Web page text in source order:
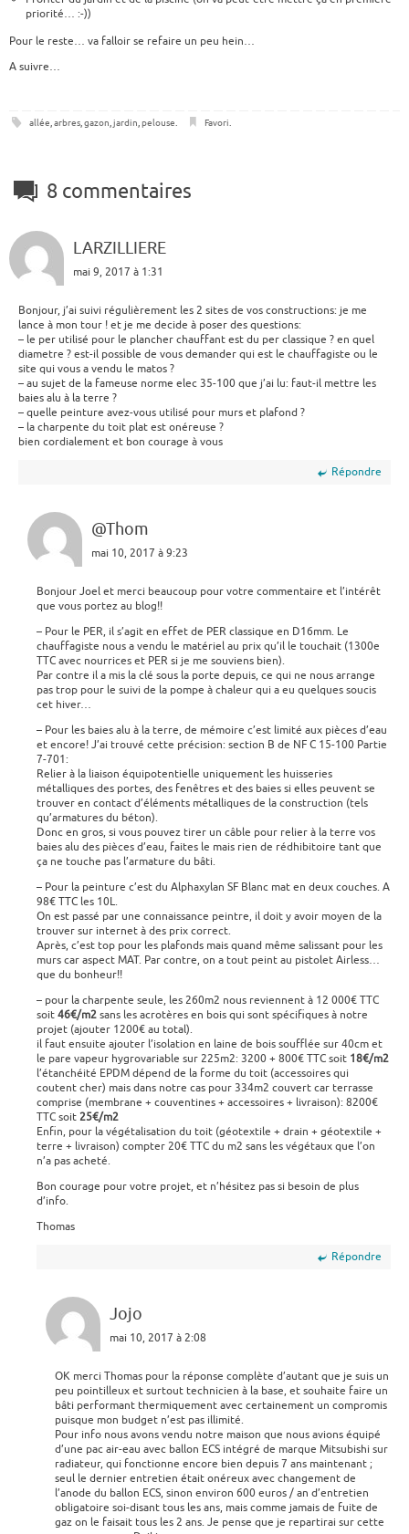
priorité… :-))
Pour le reste… va falloir se refaire un peu hein…
A suivre…
allée ,arbres ,gazon ,jardin ,pelouse Favori
8 commentaires
LARZILLIERE
mai 9, 2017 à 1:31
Bonjour, j’ai suivi régulièrement les 2 sites de vos constructions: je me
lance à mon tour ! et je me decide à poser des questions:
– le per utilisé pour le plancher chauffant est du per classique ? en quel
diametre ? est-il possible de vous demander qui est le chauffagiste ou le
site qui vous a vendu le matos ?
– au sujet de la fameuse norme elec 35-100 que j’ai lu: faut-il mettre les
baies alu à la terre ?
– quelle peinture avez-vous utilisé pour murs et plafond ?
– la charpente du toit plat est onéreuse ?
bien cordialement et bon courage à vous
Répondre
@Thom
mai 10, 2017 à 9:23
Bonjour Joel et merci beaucoup pour votre commentaire et l’intérêt
que vous portez au blog!!
– Pour le PER, il s’agit en effet de PER classique en D16mm. Le
chauffagiste nous a vendu le matériel au prix qu’il le touchait (1300e
TTC avec nourrices et PER si je me souviens bien).
Par contre il a mis la clé sous la porte depuis, ce qui ne nous arrange
pas trop pour le suivi de la pompe à chaleur qui a eu quelques soucis
cet hiver…
– Pour les baies alu à la terre, de mémoire c’est limité aux pièces d’eau
et encore! J’ai trouvé cette précision: section B de NF C 15-100 Partie
7-701:
Relier à la liaison équipotentielle uniquement les huisseries
métalliques des portes, des fenêtres et des baies si elles peuvent se
trouver en contact d’éléments métalliques de la construction (tels
qu’armatures du béton).
Donc en gros, si vous pouvez tirer un câble pour relier à la terre vos
baies alu des pièces d’eau, faites le mais rien de rédhibitoire tant que
ça ne touche pas l’armature du bâti.
– Pour la peinture c’est du Alphaxylan SF Blanc mat en deux couches. A
98€ TTC les 10L.
On est passé par une connaissance peintre, il doit y avoir moyen de la
trouver sur internet à des prix correct.
Après, c’est top pour les plafonds mais quand même salissant pour les
murs car aspect MAT. Par contre, on a tout peint au pistolet Airless…
que du bonheur!!
– pour la charpente seule, les 260m2 nous reviennent à 12 000€ TTC
soit46€/m2sans les acrotères en bois qui sont spécifiques à notre
projet (ajouter 1200€ au total).
il faut ensuite ajouter l’isolation en laine de bois soufflée sur 40cm et
le pare vapeur hygrovariable sur 225m2: 3200 + 800€ TTC soit 18€/m2
l’étanchéité EPDM dépend de la forme du toit (accessoires qui
coutent cher) mais dans notre cas pour 334m2 couvert car terrasse
comprise (membrane + couventines + accessoires + livraison): 8200€
TTC soit25€/m2
Enfin, pour la végétalisation du toit (géotextile + drain + géotextile +
terre + livraison) compter 20€ TTC du m2 sans les végétaux que l’on
n’a pas acheté.
Bon courage pour votre projet, et n’hésitez pas si besoin de plus
d’info.
Thomas
Répondre
Jojo
mai 10, 2017 à 2:08
OK merci Thomas pour la réponse complète d’autant que je suis un
peu pointilleux et surtout technicien à la base, et souhaite faire un
bâti performant thermiquement avec certainement un compromis
puisque mon budget n’est pas illimité.
Pour info nous avons vendu notre maison que nous avions équipé
d’une pac air-eau avec ballon ECS intégré de marque Mitsubishi sur
radiateur, qui fonctionne encore bien depuis 7 ans maintenant ;
seul le dernier entretien était onéreux avec changement de
l’anode du ballon ECS, sinon environ 600 euros / an d’entretien
obligatoire soi-disant tous les ans, mais comme jamais de fuite de
gaz on le faisait tous les 2 ans. Je pense que je repartirai sur cette